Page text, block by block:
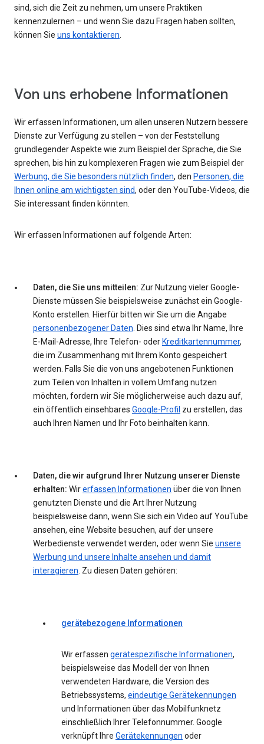
sind, sich die Zeit zu nehmen, um unsere Praktiken
kennenzulernen – und wenn Sie dazu Fragen haben sollten,
können Sie uns kontaktieren.
Von uns erhobene Informationen
Wir erfassen Informationen, um allen unseren Nutzern bessere
Dienste zur Verfügung zu stellen – von der Feststellung
grundlegender Aspekte wie zum Beispiel der Sprache, die Sie
sprechen, bis hin zu komplexeren Fragen wie zum Beispiel der
Werbung, die Sie besonders nützlich finden, den Personen, die
Ihnen online am wichtigsten sind, oder den YouTube-Videos, die
Sie interessant finden könnten.
Wir erfassen Informationen auf folgende Arten:
Daten, die Sie uns mitteilen: Zur Nutzung vieler Google-
Dienste müssen Sie beispielsweise zunächst ein Google-
Konto erstellen. Hierfür bitten wir Sie um die Angabe
personenbezogener Daten. Dies sind etwa Ihr Name, Ihre
E-Mail-Adresse, Ihre Telefon- oder Kreditkartennummer,
die im Zusammenhang mit Ihrem Konto gespeichert
werden. Falls Sie die von uns angebotenen Funktionen
zum Teilen von Inhalten in vollem Umfang nutzen
möchten, fordern wir Sie möglicherweise auch dazu auf,
ein öffentlich einsehbares Google-Profil zu erstellen, das
auch Ihren Namen und Ihr Foto beinhalten kann.
Daten, die wir aufgrund Ihrer Nutzung unserer Dienste
erhalten: Wirerfassen Informationen über die von Ihnen
genutzten Dienste und die Art Ihrer Nutzung
beispielsweise dann, wenn Sie sich ein Video auf YouTube
ansehen, eine Website besuchen, auf der unsere
Werbedienste verwendet werden, oder wenn Sie unsere
Werbung und unsere Inhalte ansehen und damit
interagieren. Zu diesen Daten gehören:
gerätebezogene Informationen
Wir erfassen gerätespezifische Informationen,
beispielsweise das Modell der von Ihnen
verwendeten Hardware, die Version des
Betriebssystems, eindeutige Gerätekennungen
und Informationen über das Mobilfunknetz
einschließlich Ihrer Telefonnummer. Google
verknüpft Ihre Gerätekennungen oder